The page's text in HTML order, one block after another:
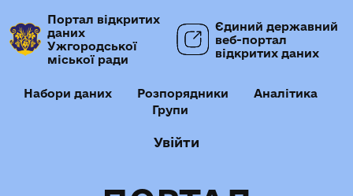
Портал відкритих
даних
Ужгородської
міської ради
Єдиний державний
веб-портал
відкритих даних
Набори даних Розпорядники
Аналітика
Групи
Увійти